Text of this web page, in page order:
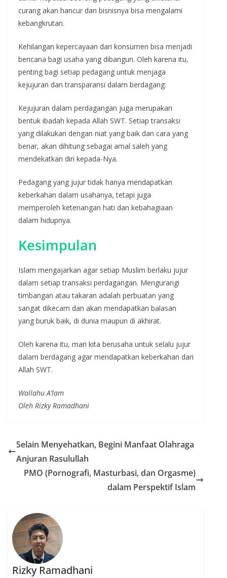
curang akan hancur dan bisnisnya bisa mengalami
kebangkrutan.
Kehilangan kepercayaan dari konsumen bisa menjadi
bencana bagi usaha yang dibangun. Oleh karena itu,
penting bagi setiap pedagang untuk menjaga
kejujuran dan transparansi dalam berdagang.
Kejujuran dalam perdagangan juga merupakan
bentuk ibadah kepada Allah SWT. Setiap transaksi
yang dilakukan dengan niat yang baik dan cara yang
benar, akan dihitung sebagai amal saleh yang
mendekatkan diri kepada-Nya.
Pedagang yang jujur tidak hanya mendapatkan
keberkahan dalam usahanya, tetapi juga
memperoleh ketenangan hati dan kebahagiaan
dalam hidupnya.
Kesimpulan
Islam mengajarkan agar setiap Muslim berlaku jujur
dalam setiap transaksi perdagangan. Mengurangi
timbangan atau takaran adalah perbuatan yang
sangat dikecam dan akan mendapatkan balasan
yang buruk baik, di dunia maupun di akhirat.
Oleh karena itu, mari kita berusaha untuk selalu jujur
dalam berdagang agar mendapatkan keberkahan dari
Allah SWT.
Wallahu A’lam
Oleh Rizky Ramadhani
Selain Menyehatkan, Begini Manfaat Olahraga
Anjuran Rasulullah
PMO (Pornografi, Masturbasi, dan Orgasme)
dalam Perspektif Islam
Rizky Ramadhani